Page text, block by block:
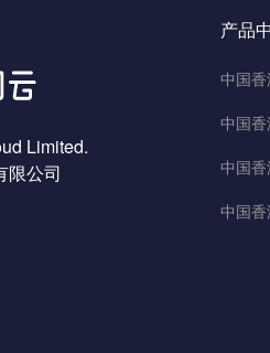
Limited.
限公司
产品
中国
中国
中国
中国